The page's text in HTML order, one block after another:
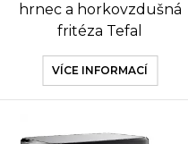
hrnec a horkovzdušná
fritéza Tefal
VÍCE INFORMACÍ